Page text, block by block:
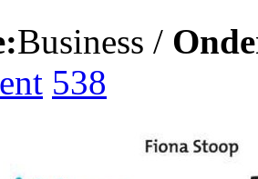
Business /
538